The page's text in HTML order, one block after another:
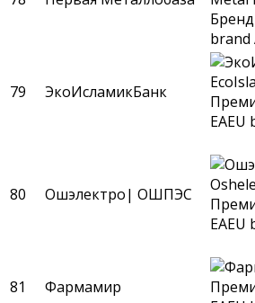
79 ЭкоИсламикБанк
80 Ошэлектро| ОШПЭС
81 Фармамир